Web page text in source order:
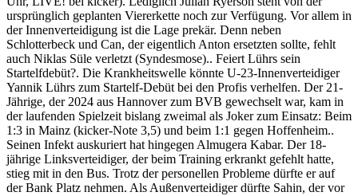
ursprünglich geplanten Viererkette noch zur Verfügung. Vor allem in
der Innenverteidigung ist die Lage prekär. Denn neben
Schlotterbeck und Can, der eigentlich Anton ersetzten sollte, fehlt
auch Niklas Süle verletzt (Syndesmose).. Feiert Lührs sein
Startelfdebüt?. Die Krankheitswelle könnte U-23-Innenverteidiger
Yannik Lührs zum Startelf-Debüt bei den Profis verhelfen. Der 21-
Jährige, der 2024 aus Hannover zum BVB gewechselt war, kam in
der laufenden Spielzeit bislang zweimal als Joker zum Einsatz: Beim
1:3 in Mainz (kicker-Note 3,5) und beim 1:1 gegen Hoffenheim..
Seinen Infekt auskuriert hat hingegen Almugera Kabar. Der 18-
jährige Linksverteidiger, der beim Training erkrankt gefehlt hatte,
stieg mit in den Bus. Trotz der personellen Probleme dürfte er auf
der Bank Platz nehmen. Als Außenverteidiger dürfte Sahin, der vor